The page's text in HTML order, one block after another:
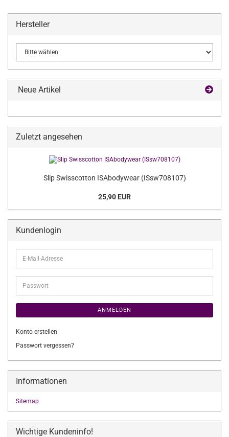
Hersteller
Neue Artikel
Zuletzt angesehen
Slip Swisscotton ISAbodywear (ISsw708107)
25,90 EUR
Kundenlogin
E-
Mail-
Adresse
Passwort
ANMELDEN
Konto erstellen
Passwort vergessen?
Informationen
Sitemap
Wichtige Kundeninfo!